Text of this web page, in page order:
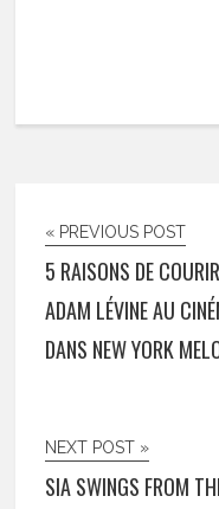
« PREVIOUS POST
5 RAISONS DE
ADAM LÉVINE AU
DANS NEW YORK
NEXT POST »
SIA SWINGS FROM